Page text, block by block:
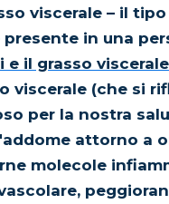
viscerale – il
in una
e il grasso viscerale
viscerale (che si
per la nostra
attorno a
molecole